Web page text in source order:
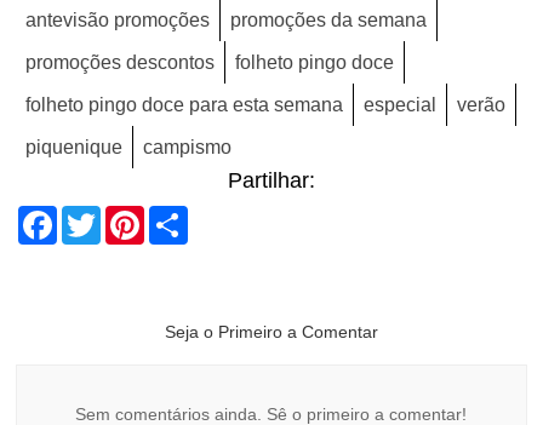
antevisão promoções promoções da semana
promoções descontos folheto pingo doce
folheto pingo doce para esta semana especial verão
piquenique campismo
Partilhar:
Facebook
TwitterPinterest
Seja o Primeiro a Comentar
Sem comentários ainda. Sê o primeiro a comentar!